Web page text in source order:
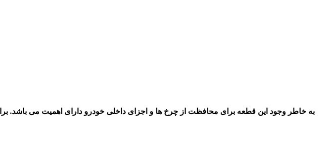
به خاطر وجود این قطعه برای محافظت از چرخ ها و اجزای داخلی خودرو دارای اهمیت می باشد.